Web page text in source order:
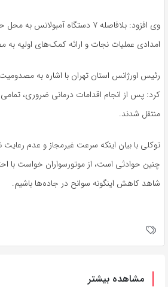
وی افزود: بلافاصله ۷ دستگاه
امدادی عملیات نجات و ارائه کمک‌های اولیه به
کرد: پس از انجام اقدامات درمانی ضروری،
منتقل شدند.
توکلی با بیان اینکه سرعت غیرمجاز و عدم رعایت
چنین حوادثی است، از موتورسواران خواست با
شاهد کاهش اینگونه سوانح در جاده‌ها باشیم.
مشاهده بیشتر